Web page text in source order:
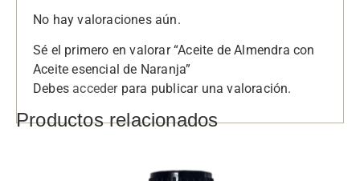
No hay valoraciones aún.
Sé el primero en valorar “Aceite de Almendra con
Aceite esencial de Naranja”
Debes accederpara publicar una valoración.
Productos relacionados